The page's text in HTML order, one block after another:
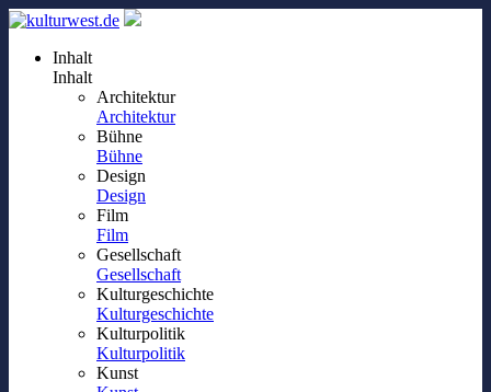
Inhalt
Inhalt
Architektur
Architektur
Bühne
Bühne
Design
Design
Film
Film
Gesellschaft
Gesellschaft
Kulturgeschichte
Kulturgeschichte
Kulturpolitik
Kulturpolitik
Kunst